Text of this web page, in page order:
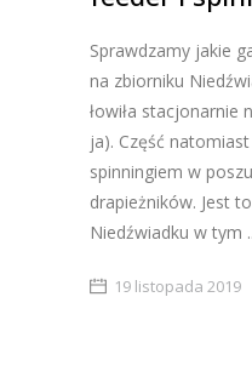
Sprawdzamy jakie
na zbiorniku
łowiła stacjonarnie
ja). Część
spinningiem w
drapieżników. Jest
Niedźwiadku w tym
19 listopada 2019